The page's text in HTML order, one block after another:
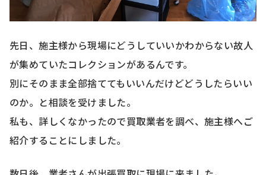
先日、施主様から現場にどうしていいかわからない故人
が集めていたコレクションがあるんです。
別にそのまま全部捨ててもいいんだけどどうしたらいい
のか。と相談を受けました。
私も、詳しくなかったので買取業者を調べ、施主様へご
紹介することにしました。